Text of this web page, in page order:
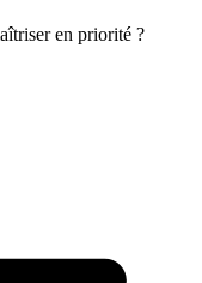
en priorité ?